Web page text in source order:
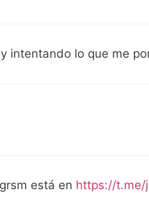
intentando lo que me
está en https://t.me/